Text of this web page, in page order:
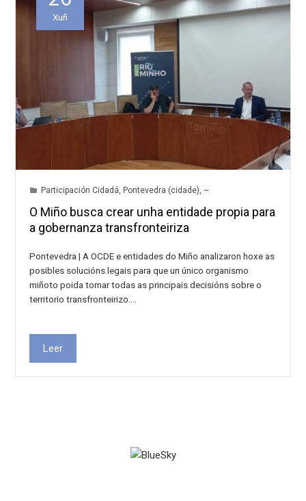
Xuñ
Participación Cidadá, Pontevedra (cidade), ~
O Miño busca crear unha entidade propia para
a gobernanza transfronteiriza
Pontevedra | A OCDE e entidades do Miño analizaron hoxe as
posibles solucións legais para que un único organismo
miñoto poida tomar todas as principais decisións sobre o
territorio transfronteirizo.…
Leer